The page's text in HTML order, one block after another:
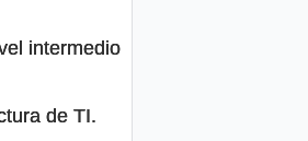
intermedio
de TI.